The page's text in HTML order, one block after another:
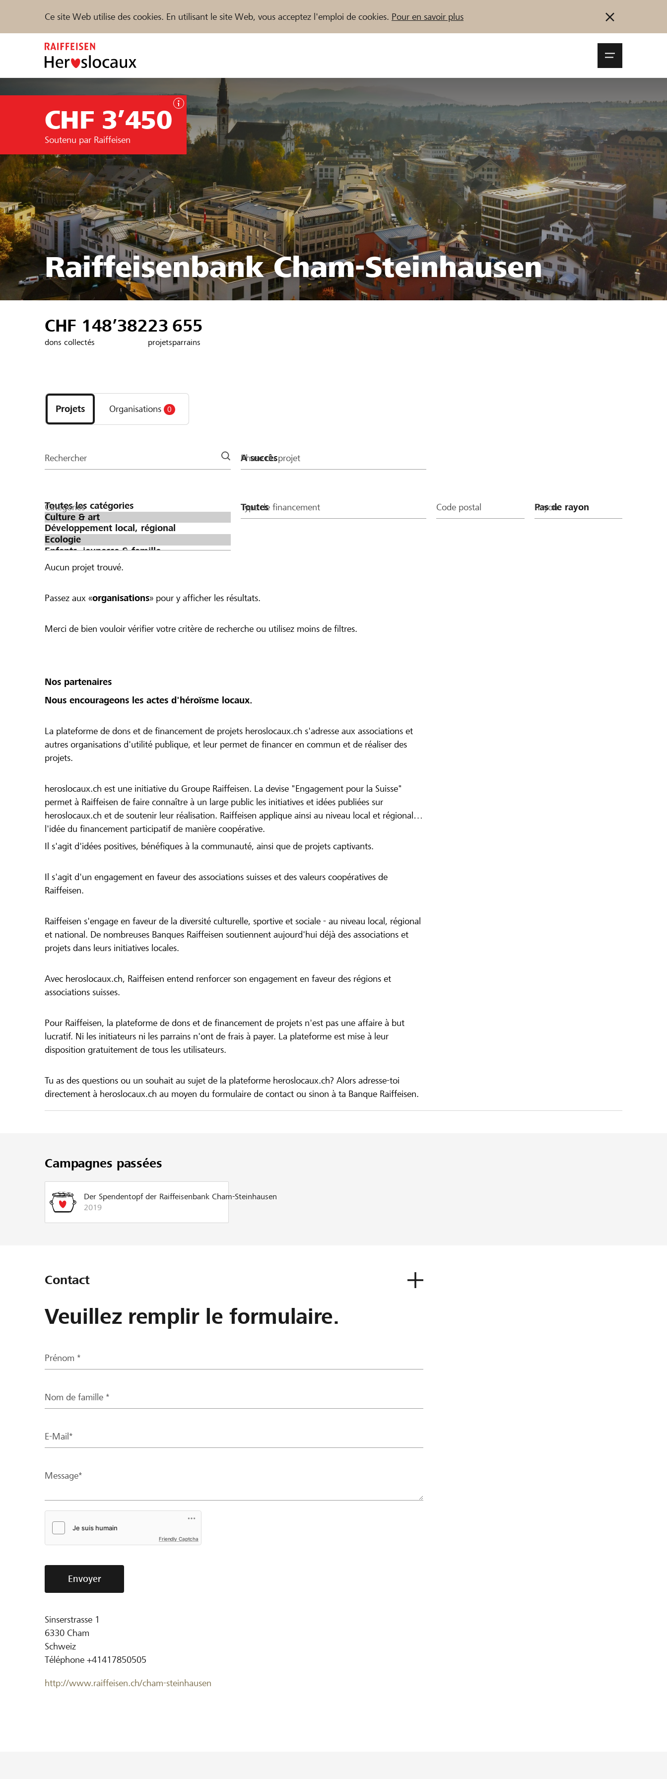
Ce site Web utilise des cookies. En utilisant le site Web, vous acceptez l'emploi de cookies. Pour en savoir plus
Soutien & assistance Partenaires / Banques Raiffeisen S'inscrire
Trouvez des projets et des organisations Démarrez maintenant
DE FR IT
CHF 3’450
Soutenu par Raiffeisen
Raiffeisenbank Cham-Steinhausen
CHF 148’382
dons collectés
23
projets
655
parrains
les
projets
et
la
Projets Organisations 0
Rechercher Phase du projet
Catégories Type de financement Code postal Rayon
Aucun projet trouvé.
Passez aux «organisations» pour y afficher les résultats.
Merci de bien vouloir vérifier votre critère de recherche ou utilisez moins de filtres.
Nos partenaires
Nous encourageons les actes d'héroïsme locaux.
La plateforme de dons et de financement de projets heroslocaux.ch s'adresse aux associations et
autres organisations d'utilité publique, et leur permet de financer en commun et de réaliser des
projets.
heroslocaux.ch est une initiative du Groupe Raiffeisen. La devise "Engagement pour la Suisse"
permet à Raiffeisen de faire connaître à un large public les initiatives et idées publiées sur
heroslocaux.ch et de soutenir leur réalisation. Raiffeisen applique ainsi au niveau local et régional
l'idée du financement participatif de manière coopérative.
Il s'agit d'idées positives, bénéfiques à la communauté, ainsi que de projets captivants.
Il s'agit d'un engagement en faveur des associations suisses et des valeurs coopératives de
Raiffeisen.
Raiffeisen s'engage en faveur de la diversité culturelle, sportive et sociale - au niveau local, régional
et national. De nombreuses Banques Raiffeisen soutiennent aujourd'hui déjà des associations et
projets dans leurs initiatives locales.
Avec heroslocaux.ch, Raiffeisen entend renforcer son engagement en faveur des régions et
associations suisses.
Pour Raiffeisen, la plateforme de dons et de financement de projets n'est pas une affaire à but
lucratif. Ni les initiateurs ni les parrains n'ont de frais à payer. La plateforme est mise à leur
disposition gratuitement de tous les utilisateurs.
Tu as des questions ou un souhait au sujet de la plateforme heroslocaux.ch? Alors adresse-toi
directement à heroslocaux.ch au moyen du formulaire de contact ou sinon à ta Banque Raiffeisen.
Campagnes passées
Der Spendentopf der Raiffeisenbank Cham-Steinhausen
2019
Contact
Veuillez remplir le formulaire.
Prénom *
Nom de famille *
E-Mail*
Message*
Friendly Captcha
Envoyer
Sinserstrasse 1
6330 Cham
Schweiz
Téléphone +41417850505
http://www.raiffeisen.ch/cham-steinhausen